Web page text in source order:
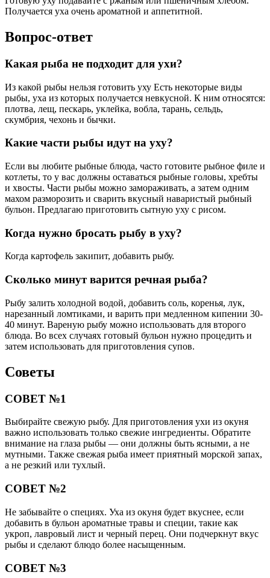
Получается уха очень ароматной и аппетитной.
Вопрос-ответ
Какая рыба не подходит для ухи?
Из какой рыбы нельзя готовить уху Есть некоторые виды
рыбы, уха из которых получается невкусной. К ним относятся:
плотва, лещ, пескарь, уклейка, вобла, тарань, сельдь,
скумбрия, чехонь и бычки.
Какие части рыбы идут на уху?
Если вы любите рыбные блюда, часто готовите рыбное филе и
котлеты, то у вас должны оставаться рыбные головы, хребты
и хвосты. Части рыбы можно замораживать, а затем одним
махом разморозить и сварить вкусный наваристый рыбный
бульон. Предлагаю приготовить сытную уху с рисом.
Когда нужно бросать рыбу в уху?
Когда картофель закипит, добавить рыбу.
Сколько минут варится речная рыба?
Рыбу залить холодной водой, добавить соль, коренья, лук,
нарезанный ломтиками, и варить при медленном кипении 30-
40 минут. Вареную рыбу можно использовать для второго
блюда. Во всех случаях готовый бульон нужно процедить и
затем использовать для приготовления супов.
Советы
СОВЕТ №1
Выбирайте свежую рыбу. Для приготовления ухи из окуня
важно использовать только свежие ингредиенты. Обратите
внимание на глаза рыбы — они должны быть ясными, а не
мутными. Также свежая рыба имеет приятный морской запах,
а не резкий или тухлый.
СОВЕТ №2
Не забывайте о специях. Уха из окуня будет вкуснее, если
добавить в бульон ароматные травы и специи, такие как
укроп, лавровый лист и черный перец. Они подчеркнут вкус
рыбы и сделают блюдо более насыщенным.
СОВЕТ №3